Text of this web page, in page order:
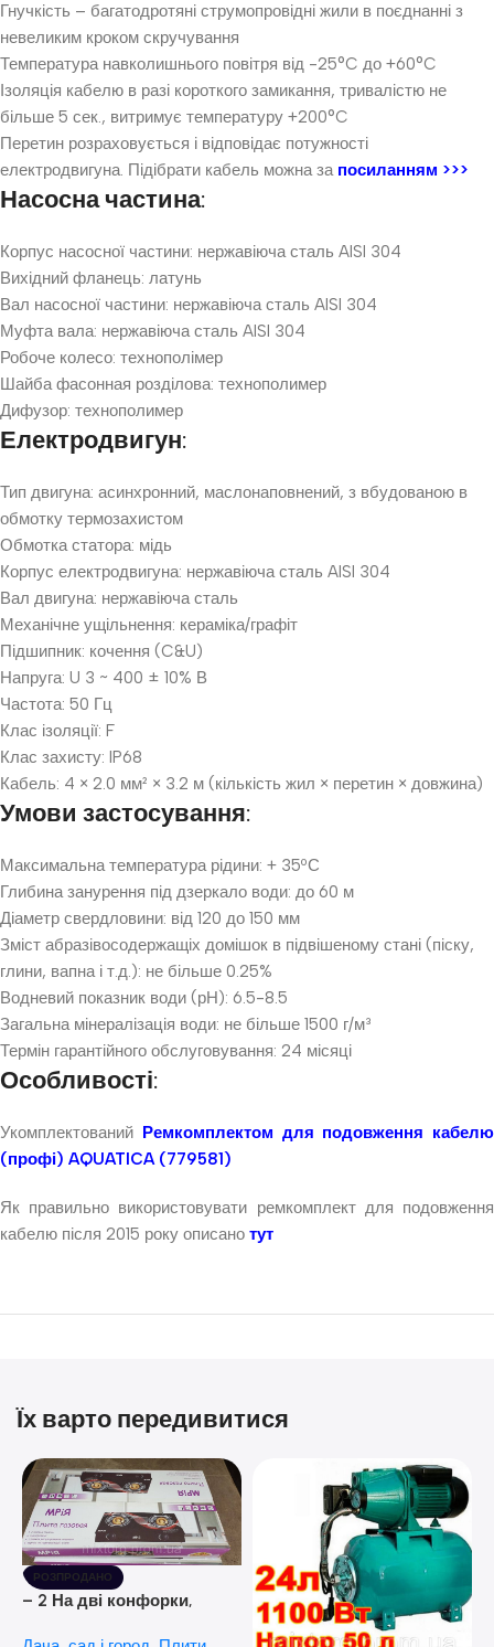
Гнучкість – багатодротяні струмопровідні жили в поєднанні з
невеликим кроком скручування
Температура навколишнього повітря від -25°C до +60°C
Ізоляція кабелю в разі короткого замикання, тривалістю не
більше 5 сек., витримує температуру +200°C
Перетин розраховується і відповідає потужності
електродвигуна. Підібрати кабель можна за посиланням >>>
Насосна частина:
Корпус насосної частини: нержавіюча сталь AISI 304
Вихідний фланець: латунь
Вал насосної частини: нержавіюча сталь AISI 304
Муфта вала: нержавіюча сталь AISI 304
Робоче колесо: технополімер
Шайба фасонная розділова: технополимер
Дифузор: технополимер
Електродвигун:
Тип двигуна: асинхронний, маслонаповнений, з вбудованою в
обмотку термозахистом
Обмотка статора: мідь
Корпус електродвигуна: нержавіюча сталь AISI 304
Вал двигуна: нержавіюча сталь
Механічне ущільнення: кераміка/графіт
Підшипник: кочення (C&U)
Напруга: U 3 ~ 400 ± 10% В
Частота: 50 Гц
Клас ізоляції: F
Клас захисту: IP68
Кабель: 4 × 2.0 мм² × 3.2 м (кількість жил × перетин × довжина)
Умови застосування:
Максимальна температура рідини: + 35ºС
Глибина занурення під дзеркало води: до 60 м
Діаметр свердловини: від 120 до 150 мм
Зміст абразівосодержащіх домішок в підвішеному стані (піску,
глини, вапна і т.д.): не більше 0.25%
Водневий показник води (рН): 6.5-8.5
Загальна мінералізація води: не більше 1500 г/м³
Термін гарантійного обслуговування: 24 місяці
Особливості:
Укомплектований Ремкомплектом для подовження кабелю
(профі) AQUATICA (779581)
Як правильно використовувати ремкомплект для подовження
кабелю після 2015 року описано тут
Їх варто передивитися
РОЗПРОДАНО
– 2 На дві конфорки,